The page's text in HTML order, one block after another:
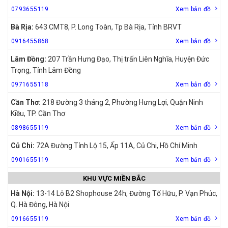
0793655119 Xem bản đồ
Bà Rịa: 643 CMT8, P. Long Toàn, Tp Bà Rịa, Tỉnh BRVT
0916455868 Xem bản đồ
Lâm Đồng: 207 Trần Hưng Đạo, Thị trấn Liên Nghĩa, Huyện Đức
Trọng, Tỉnh Lâm Đồng
0971655118 Xem bản đồ
Cần Thơ: 218 Đường 3 tháng 2, Phường Hưng Lợi, Quận Ninh
Kiều, TP. Cần Thơ
0898655119 Xem bản đồ
Củ Chi: 72A Đường Tỉnh Lộ 15, Ấp 11A, Củ Chi, Hồ Chí Minh
0901655119 Xem bản đồ
KHU VỰC MIỀN BẮC
Hà Nội: 13-14 Lô B2 Shophouse 24h, Đường Tố Hữu, P. Vạn Phúc,
Q. Hà Đông, Hà Nội
0916655119 Xem bản đồ